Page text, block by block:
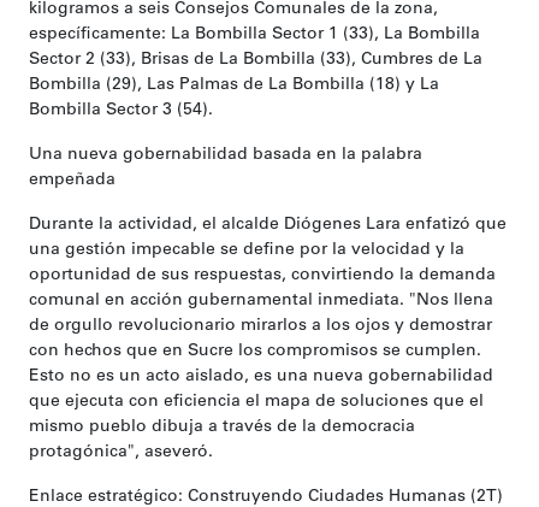
kilogramos a seis Consejos Comunales de la zona,
específicamente: La Bombilla Sector 1 (33), La Bombilla
Sector 2 (33), Brisas de La Bombilla (33), Cumbres de La
Bombilla (29), Las Palmas de La Bombilla (18) y La
Bombilla Sector 3 (54).
Una nueva gobernabilidad basada en la palabra
empeñada
Durante la actividad, el alcalde Diógenes Lara enfatizó que
una gestión impecable se define por la velocidad y la
oportunidad de sus respuestas, convirtiendo la demanda
comunal en acción gubernamental inmediata. "Nos llena
de orgullo revolucionario mirarlos a los ojos y demostrar
con hechos que en Sucre los compromisos se cumplen.
Esto no es un acto aislado, es una nueva gobernabilidad
que ejecuta con eficiencia el mapa de soluciones que el
mismo pueblo dibuja a través de la democracia
protagónica", aseveró.
Enlace estratégico: Construyendo Ciudades Humanas (2T)